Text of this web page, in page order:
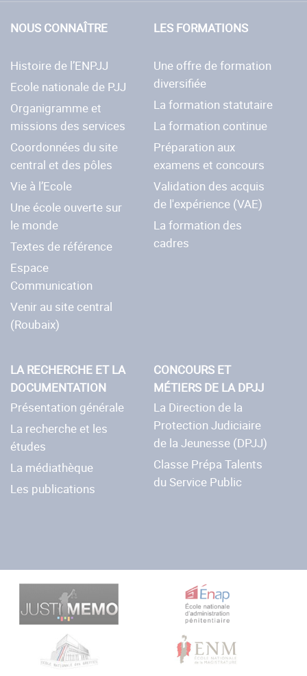
NOUS CONNAÎTRE
Histoire de l’ENPJJ
Ecole nationale de PJJ
Organigramme et
missions des services
Coordonnées du site
central et des pôles
Vie à l’Ecole
Une école ouverte sur
le monde
Textes de référence
Espace
Communication
Venir au site central
(Roubaix)
LES FORMATIONS
Une offre de formation
diversifiée
La formation statutaire
La formation continue
Préparation aux
examens et concours
Validation des acquis
de l'expérience (VAE)
La formation des
cadres
LA RECHERCHE ET LA
DOCUMENTATION
Présentation générale
La recherche et les
études
La médiathèque
Les publications
CONCOURS ET
MÉTIERS DE LA DPJJ
La Direction de la
Protection Judiciaire
de la Jeunesse (DPJJ)
Classe Prépa Talents
du Service Public